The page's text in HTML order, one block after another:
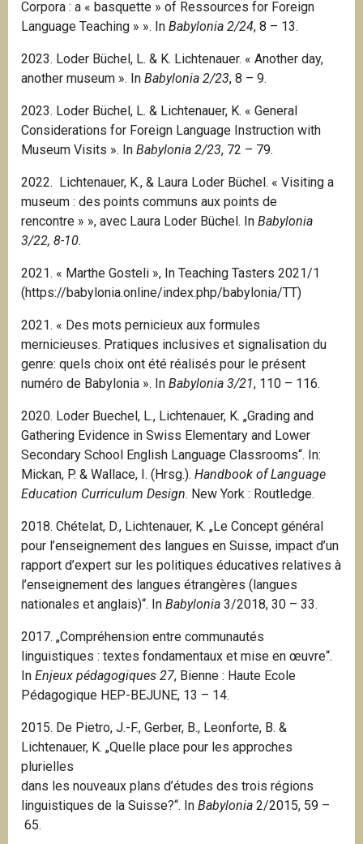
Corpora : a « basquette » of Ressources for Foreign
Language Teaching » ». In Babylonia 2/24, 8 – 13.
2023. Loder Büchel, L. & K. Lichtenauer. « Another day,
another museum ». In Babylonia 2/23, 8 – 9.
2023. Loder Büchel, L. & Lichtenauer, K. « General
Considerations for Foreign Language Instruction with
Museum Visits ». In Babylonia 2/23, 72 – 79.
2022. Lichtenauer, K., & Laura Loder Büchel. « Visiting a
museum : des points communs aux points de
rencontre » », avec Laura Loder Büchel. In Babylonia
3/22, 8-10.
2021. « Marthe Gosteli », In Teaching Tasters 2021/1
(https://babylonia.online/index.php/babylonia/TT)
2021. « Des mots pernicieux aux formules
mernicieuses. Pratiques inclusives et signalisation du
genre: quels choix ont été réalisés pour le présent
numéro de Babylonia ». In Babylonia 3/21, 110 – 116.
2020. Loder Buechel, L., Lichtenauer, K. „Grading and
Gathering Evidence in Swiss Elementary and Lower
Secondary School English Language Classrooms“. In:
Mickan, P. & Wallace, I. (Hrsg.). Handbook of Language
Education Curriculum Design. New York : Routledge.
2018. Chételat, D., Lichtenauer, K. „Le Concept général
pour l’enseignement des langues en Suisse, impact d’un
rapport d’expert sur les politiques éducatives relatives à
l’enseignement des langues étrangères (langues
nationales et anglais)“. In Babylonia 3/2018, 30 – 33.
2017. „Compréhension entre communautés
linguistiques : textes fondamentaux et mise en œuvre“.
In Enjeux pédagogiques 27, Bienne : Haute Ecole
Pédagogique HEP-BEJUNE, 13 – 14.
2015. De Pietro, J.-F., Gerber, B., Leonforte, B. &
Lichtenauer, K. „Quelle place pour les approches
plurielles
dans les nouveaux plans d’études des trois régions
linguistiques de la Suisse?“. In Babylonia 2/2015, 59 –
65.